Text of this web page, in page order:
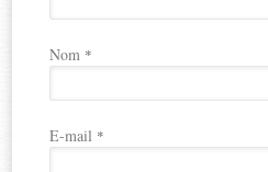
Nom *
E-mail *